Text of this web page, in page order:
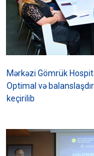
Mərkəzi Gömrük
Optimal və
keçirilib